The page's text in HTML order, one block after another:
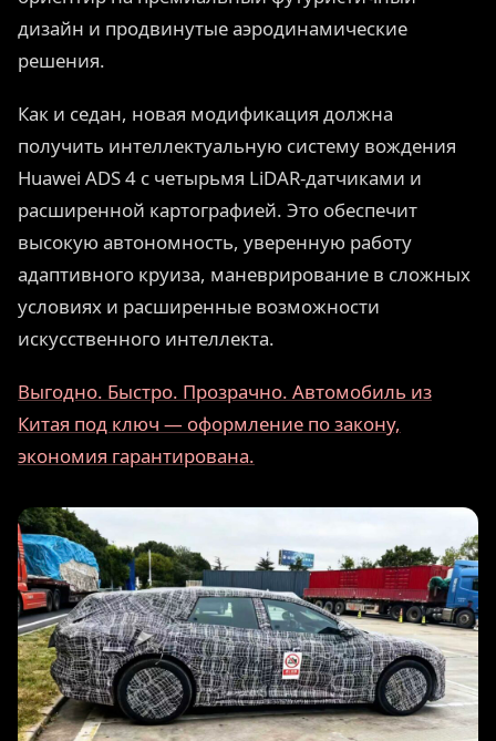
дизайн и продвинутые аэродинамические
решения.
Как и седан, новая модификация должна
получить интеллектуальную систему вождения
Huawei ADS 4 с четырьмя LiDAR-датчиками и
расширенной картографией. Это обеспечит
высокую автономность, уверенную работу
адаптивного круиза, маневрирование в сложных
условиях и расширенные возможности
искусственного интеллекта.
Выгодно. Быстро. Прозрачно. Автомобиль из
Китая под ключ — оформление по закону,
экономия гарантирована.